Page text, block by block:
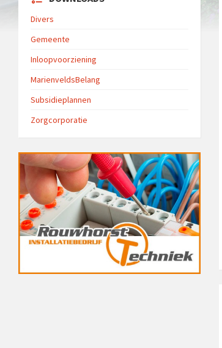
Divers
Gemeente
Inloopvoorziening
MarienveldsBelang
Subsidieplannen
Zorgcorporatie